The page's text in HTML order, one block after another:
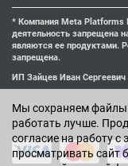
Мы cохраняем файлы
работать лучше.
согласие на работу
просматривать сайт
* Компания Meta Platforms
деятельность запрещена
являются ее продуктами.
запрещена.
ИП Зайцев Иван